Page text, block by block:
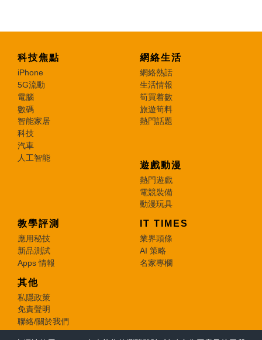
科技焦點
iPhone
5G流動
電腦
數碼
智能家居
科技
汽車
人工智能
網絡生活
網絡熱話
生活情報
筍買着數
旅遊筍料
熱門話題
遊戲動漫
熱門遊戲
電競裝備
動漫玩具
教學評測
應用秘技
新品測試
Apps 情報
IT TIMES
業界頭條
AI 策略
名家專欄
其他
私隱政策
免責聲明
聯絡/關於我們